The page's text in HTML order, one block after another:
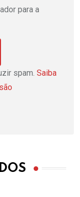
para a
spam. Saiba